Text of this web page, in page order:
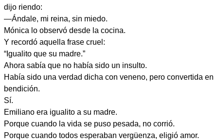
dijo riendo:
—Ándale, mi reina, sin miedo.
Mónica lo observó desde la cocina.
Y recordó aquella frase cruel:
“Igualito que su madre.”
Ahora sabía que no había sido un insulto.
Había sido una verdad dicha con veneno, pero convertida en
bendición.
Sí.
Emiliano era igualito a su madre.
Porque cuando la vida se puso pesada, no corrió.
Porque cuando todos esperaban vergüenza, eligió amor.